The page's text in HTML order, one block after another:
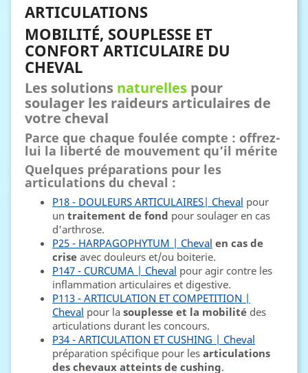
ARTICULATIONS
MOBILITÉ, SOUPLESSE ET
CONFORT ARTICULAIRE DU
CHEVAL
Les solutions naturelles pour
soulager les raideurs articulaires de
votre cheval
Parce que chaque foulée compte : offrez-
lui la liberté de mouvement qu’il mérite
Quelques préparations pour les
articulations du cheval :
P18 - DOULEURS ARTICULAIRES| Cheval pour
un traitement de fond pour soulager en cas
d'arthrose.
P25 - HARPAGOPHYTUM | Cheval en cas de
crise avec douleurs et/ou boiterie.
P147 - CURCUMA | Cheval pour agir contre les
inflammation articulaires et digestive.
P113 - ARTICULATION ET COMPETITION |
Cheval pour la souplesse et la mobilité des
articulations durant les concours.
P34 - ARTICULATION ET CUSHING | Cheval
préparation spécifique pour les articulations
des chevaux atteints de cushing.